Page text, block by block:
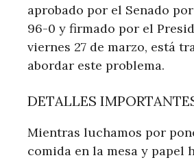
aprobado por el Senado
96-0 y firmado por el
viernes 27 de marzo, está
abordar este problema.
DETALLES
Mientras luchamos por
comida en la mesa y papel